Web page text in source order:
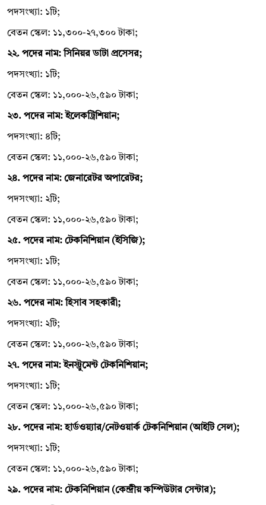
পদসংখ্যা: ১টি;
বেতন স্কেল: ১১,৩০০-২৭,৩০০ টাকা;
২২. পদের নাম: সিনিয়র ডাটা প্রসেসর;
পদসংখ্যা: ১টি;
বেতন স্কেল: ১১,০০০-২৬,৫৯০ টাকা;
২৩. পদের নাম: ইলেকট্রিশিয়ান;
পদসংখ্যা: ৪টি;
বেতন স্কেল: ১১,০০০-২৬,৫৯০ টাকা;
২৪. পদের নাম: জেনারেটর অপারেটর;
পদসংখ্যা: ২টি;
বেতন স্কেল: ১১,০০০-২৬,৫৯০ টাকা;
২৫. পদের নাম: টেকনিশিয়ান (ইসিজি);
পদসংখ্যা: ১টি;
বেতন স্কেল: ১১,০০০-২৬,৫৯০ টাকা;
২৬. পদের নাম: হিসাব সহকারী;
পদসংখ্যা: ২টি;
বেতন স্কেল: ১১,০০০-২৬,৫৯০ টাকা;
২৭. পদের নাম: ইনস্ট্রুমেন্ট টেকনিশিয়ান;
পদসংখ্যা: ১টি;
বেতন স্কেল: ১১,০০০-২৬,৫৯০ টাকা;
২৮. পদের নাম: হার্ডওয়্যার/নেটওয়ার্ক টেকনিশিয়ান (আইটি সেল);
পদসংখ্যা: ১টি;
বেতন স্কেল: ১১,০০০-২৬,৫৯০ টাকা;
২৯. পদের নাম: টেকনিশিয়ান (কেন্দ্রীয় কম্পিউটার সেন্টার);